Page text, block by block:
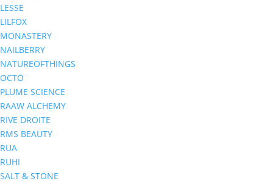
LESSE
LILFOX
MONASTERY
NAILBERRY
NATUREOFTHINGS
OCTŌ
PLUME SCIENCE
RAAW ALCHEMY
RIVE DROITE
RMS BEAUTY
RUA
RUHI
SALT & STONE